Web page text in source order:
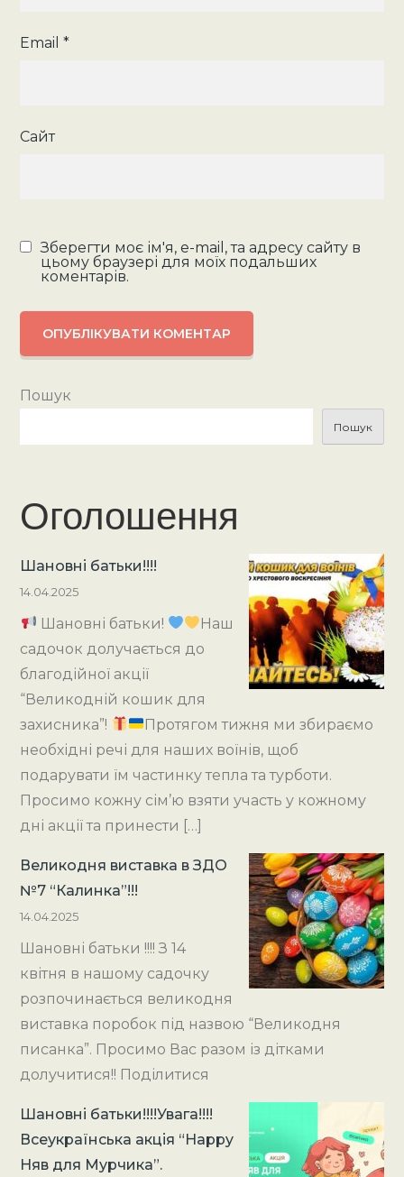
Email*
Сайт
Зберегти моє ім'я, e-mail, та адресу сайту в
цьому браузері для моїх подальших
коментарів.
Пошук
Пошук
Оголошення
Шановні батьки!!!!
14.04.2025
Шановні батьки!
Наш
садочок долучається до
благодійної акції
“Великодній кошик для
захисника”!
Протягом тижня ми збираємо
необхідні речі для наших воїнів, щоб
подарувати їм частинку тепла та турботи.
Просимо кожну сім’ю взяти участь у кожному
дні акції та принести […]
Великодня виставка в ЗДО
№7 “Калинка”!!!
14.04.2025
Шановні батьки !!!! З 14
квітня в нашому садочку
розпочинається великодня
виставка поробок під назвою “Великодня
писанка”. Просимо Вас разом із дітками
долучитися!! Поділитися
Шановні батьки!!!!Увага!!!!
Всеукраїнська акція “Happy
Няв для Мурчика”.